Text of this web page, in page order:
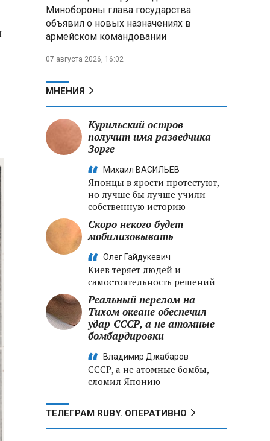
Хотите «собирать сливки» в
городах — отвечайте и за
отдалённые деревни
Минобороны РФ: установлен
Харьковской области
криптообменников в «Москва-
Сити», через которую
украинские call-центры
Минобороны глава государства
объявил о новых назначениях в
армейском командовании
07 августа 2026, 16:02
МНЕНИЯ
Курильский остров
получит имя разведчика
Зорге
Михаил ВАСИЛЬЕВ
Японцы в ярости протестуют,
но лучше бы лучше учили
собственную историю
Скоро некого будет
мобилизовывать
Олег Гайдукевич
Киев теряет людей и
самостоятельность решений
Реальный перелом на
Тихом океане обеспечил
удар СССР, а не атомные
бомбардировки
Владимир Джабаров
СССР, а не атомные бомбы,
сломил Японию
ТЕЛЕГРАМ RUBY. ОПЕРАТИВНО